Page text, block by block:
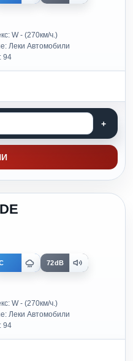
W - (270км/ч.)
Леки Автомобили
94
72dB
W - (270км/ч.)
Леки Автомобили
94